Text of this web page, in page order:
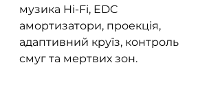
музика Hi-Fi, EDC
амортизатори, проекція,
адаптивний круїз, контроль
смуг та мертвих зон.